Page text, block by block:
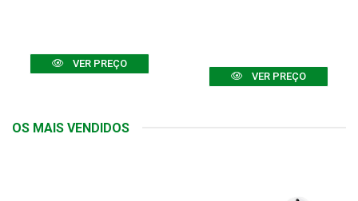
VER PREÇO
VER PREÇO
OS MAIS VENDIDOS